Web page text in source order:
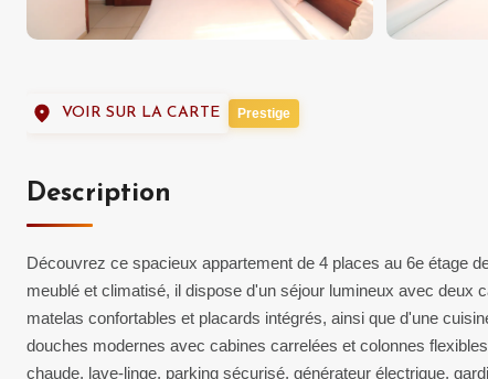
VOIR SUR LA CARTE Prestige
Description
Découvrez ce spacieux appartement de 4 places au 6e étage
meublé et climatisé, il dispose d'un séjour lumineux avec deux
matelas confortables et placards intégrés, ainsi que d'une
douches modernes avec cabines carrelées et colonnes
chaude, lave-linge, parking sécurisé, générateur électrique,